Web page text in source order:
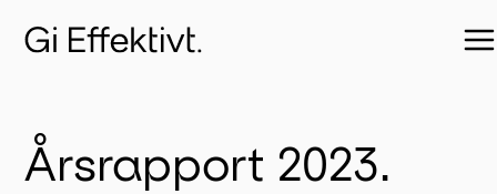
Årsrapport 2023.